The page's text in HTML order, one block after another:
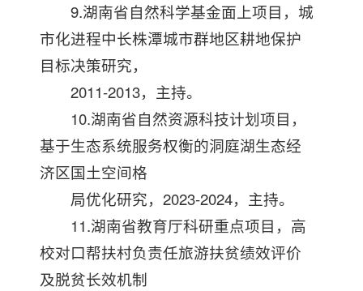
9.湖南省自然科学基金面上项目，城
市化进程中长株潭城市群地区耕地保护
目标决策研究，
2011-2013，主持。
10.湖南省自然资源科技计划项目，
基于生态系统服务权衡的洞庭湖生态经
济区国土空间格
局优化研究，2023-2024，主持。
11.湖南省教育厅科研重点项目，高
校对口帮扶村负责任旅游扶贫绩效评价
及脱贫长效机制